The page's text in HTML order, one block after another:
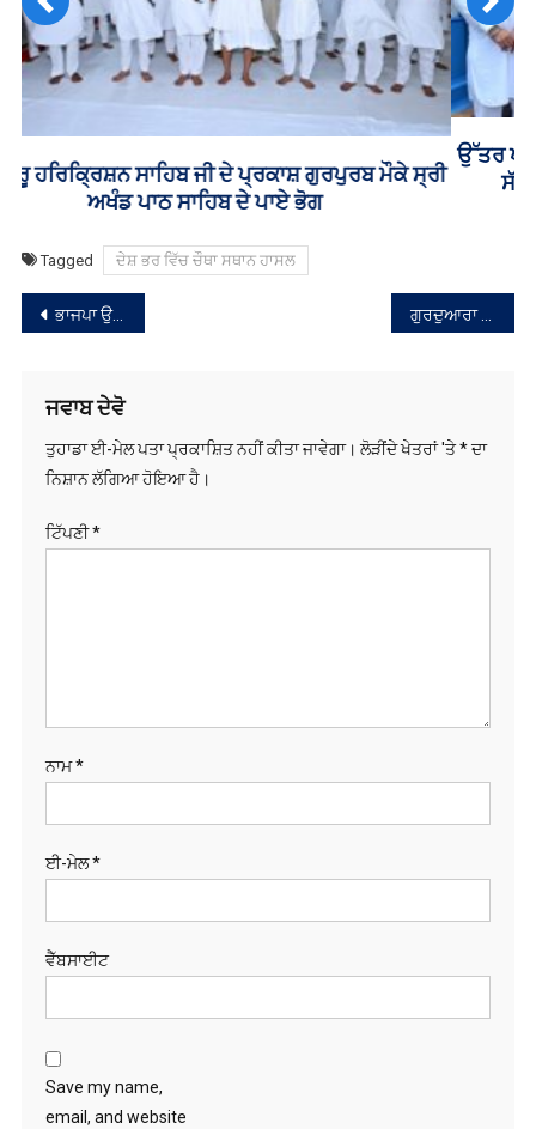
ਉੱਤਰ ਪ੍ਰਦੇਸ਼ ਘੱਟਗਿਣਤੀ ਕਮਿਸ਼ਨ ਦੇ ਮੈਂਬਰ ਸ. ਪਰਮਿੰਦਰ ਸਿੰਘ
ਸੱਚਖੰਡ ਸ੍ਰੀ ਹਰਿਮੰਦਰ ਸਾਹਿਬ ਵਿਖੇ ਹੋਏ ਨਤਮਸਤਕ
Previous Next
ਸੰਪਾਦਨਾ
ਨੈਵੀਗੇਸ਼ਨ
ਭਾਜਪਾ ਉਮੀਦਵਾਰ ਗੁਰਪ੍ਰੀਤ ਕੌਰ ਉੱਭਾ ਨੇ ਵਾਰਡ ਨੰਬਰ 41 ਤੋਂ ਨਗਰ ਨਿਗਮ ਚੋਣ ਲਈ ਭਰੀ ਨਾਮਜ਼ਦਗੀ ਗੁਰਦੁਆਰਾ ਬਾਬਾ ਜੋਰਾਵਰ ਸਿੰਘ ਜੀ ਬਾਬਾ ਫਤਹਿ ਸਿੰਘ ਜੀ ਵਿਖੇ ਸਜਾਏ ਗਏ ਵਿਸ਼ੇਸ਼ ਦੀਵਾਨ, ਸੰਗਤਾਂ ਨੇ ਭਰੀ ਵੱਡੀ ਹਾਜ਼ਰੀ
ਜਵਾਬ ਦੇਵੋ
ਨਿਸ਼ਾਨ ਲੱਗਿਆ ਹੋਇਆ ਹੈ।
Save my name,
email, and website